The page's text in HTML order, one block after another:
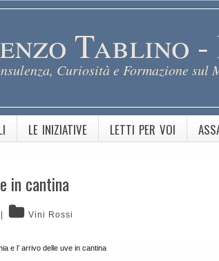
Tablino
Curiosità e Formazione sul
LE INIZIATIVE LETTI PER VOI
in cantina
Vini Rossi
e l’ arrivo delle uve in cantina